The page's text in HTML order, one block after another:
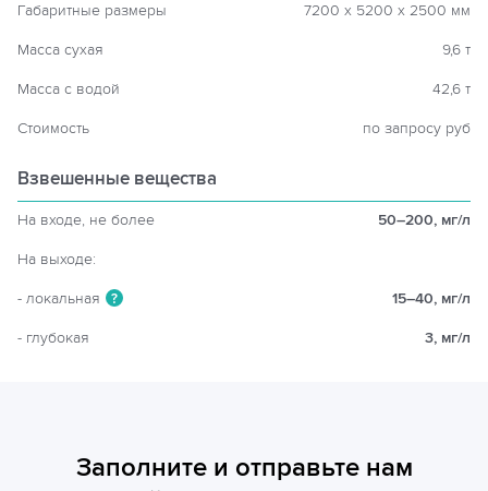
Габаритные размеры 7200 х 5200 х 2500 мм
Масса сухая 9,6 т
Масса с водой 42,6 т
Стоимость по запросу руб
Взвешенные вещества
На входе, не более 50–200, мг/л
На выходе:
- локальная ? 15–40, мг/л
- глубокая 3, мг/л
Заполните и отправьте нам